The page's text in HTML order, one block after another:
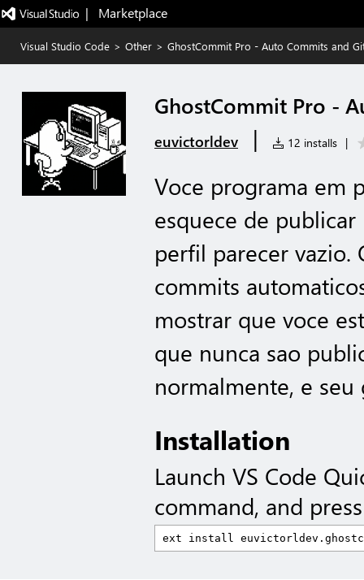
|   Marketplace
Visual Studio Code > Other > GhostCommit Pro - Auto Commits and
GhostCommit Pro -
euvictorldev | 12 installs |
Voce programa em
esquece de
perfil parecer vazio.
commits
mostrar que voce
que nunca sao
normalmente, e
Installation
Launch VS Code
command, and